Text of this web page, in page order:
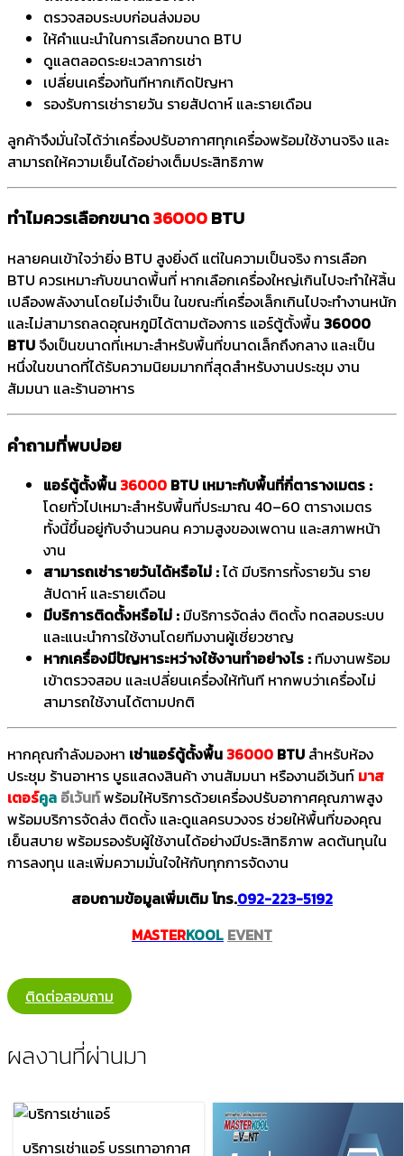
ตรวจสอบระบบก่อนส่งมอบ
ให้คำแนะนำในการเลือกขนาด BTU
ดูแลตลอดระยะเวลาการเช่า
เปลี่ยนเครื่องทันทีหากเกิดปัญหา
รองรับการเช่ารายวัน รายสัปดาห์ และรายเดือน
ลูกค้าจึงมั่นใจได้ว่าเครื่องปรับอากาศทุกเครื่องพร้อมใช้งานจริง และ
สามารถให้ความเย็นได้อย่างเต็มประสิทธิภาพ
ทำไมควรเลือกขนาด36000BTU
หลายคนเข้าใจว่ายิ่ง BTU สูงยิ่งดี แต่ในความเป็นจริง การเลือก
BTU ควรเหมาะกับขนาดพื้นที่ หากเลือกเครื่องใหญ่เกินไปจะทำให้สิ้น
เปลืองพลังงานโดยไม่จำเป็น ในขณะที่เครื่องเล็กเกินไปจะทำงานหนัก
และไม่สามารถลดอุณหภูมิได้ตามต้องการ แอร์ตู้ตั้งพื้น 36000
BTUจึงเป็นขนาดที่เหมาะสำหรับพื้นที่ขนาดเล็กถึงกลาง และเป็น
หนึ่งในขนาดที่ได้รับความนิยมมากที่สุดสำหรับงานประชุม งาน
สัมมนา และร้านอาหาร
คำถามที่พบบ่อย
แอร์ตู้ตั้งพื้น 36000 BTU เหมาะกับพื้นที่กี่ตารางเมตร :
โดยทั่วไปเหมาะสำหรับพื้นที่ประมาณ 40–60 ตารางเมตร
ทั้งนี้ขึ้นอยู่กับจำนวนคน ความสูงของเพดาน และสภาพหน้า
งาน
สามารถเช่ารายวันได้หรือไม่ :ได้ มีบริการทั้งรายวัน ราย
สัปดาห์ และรายเดือน
มีบริการติดตั้งหรือไม่ : มีบริการจัดส่ง ติดตั้ง ทดสอบระบบ
และแนะนำการใช้งานโดยทีมงานผู้เชี่ยวชาญ
หากเครื่องมีปัญหาระหว่างใช้งานทำอย่างไร : ทีมงานพร้อม
เข้าตรวจสอบ และเปลี่ยนเครื่องให้ทันที หากพบว่าเครื่องไม่
สามารถใช้งานได้ตามปกติ
หากคุณกำลังมองหา เช่าแอร์ตู้ตั้งพื้น 36000 BTU สำหรับห้อง
ประชุม ร้านอาหาร บูธแสดงสินค้า งานสัมมนา หรืองานอีเว้นท์ มาส
เตอร์คูล อีเว้นท์พร้อมให้บริการด้วยเครื่องปรับอากาศคุณภาพสูง
พร้อมบริการจัดส่ง ติดตั้ง และดูแลครบวงจร ช่วยให้พื้นที่ของคุณ
เย็นสบาย พร้อมรองรับผู้ใช้งานได้อย่างมีประสิทธิภาพ ลดต้นทุนใน
การลงทุน และเพิ่มความมั่นใจให้กับทุกการจัดงาน
สอบถามข้อมูลเพิ่มเติม โทร.092-223-5192
MASTERKOOL EVENT
ติดต่อสอบถาม
ผลงานที่ผ่านมา
บริการเช่าแอร์ บรรเทาอากาศ